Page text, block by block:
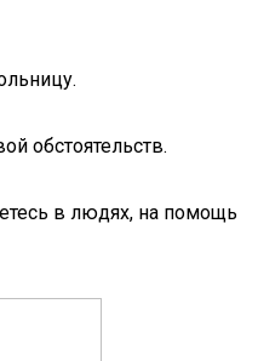
обстоятельств.
в людях, на помощь